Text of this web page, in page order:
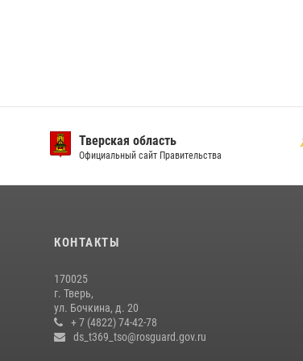
Тверская область
Официальный сайт Правительства
КОНТАКТЫ
170025
г. Тверь,
ул. Бочкина, д. 20
+ 7 (4822) 74-42-78
ds_t369_tso@rosguard.gov.ru